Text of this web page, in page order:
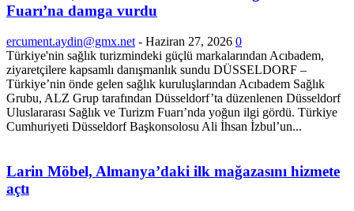
Fuarı’na damga vurdu
ercument.aydin@gmx.net - Haziran 27, 2026 0
Türkiye'nin sağlık turizmindeki güçlü markalarından Acıbadem,
ziyaretçilere kapsamlı danışmanlık sundu DÜSSELDORF –
Türkiye’nin önde gelen sağlık kuruluşlarından Acıbadem Sağlık
Grubu, ALZ Grup tarafından Düsseldorf’ta düzenlenen Düsseldorf
Uluslararası Sağlık ve Turizm Fuarı’nda yoğun ilgi gördü. Türkiye
Cumhuriyeti Düsseldorf Başkonsolosu Ali İhsan İzbul’un...
Larin Möbel, Almanya’daki ilk mağazasını hizmete
açtı